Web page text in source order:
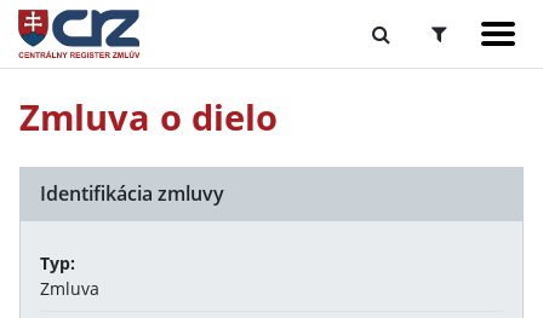
Zmluva o dielo
Identifikácia zmluvy
Typ:
Zmluva